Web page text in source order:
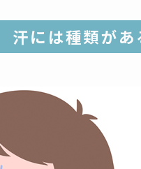
汗には種類があ